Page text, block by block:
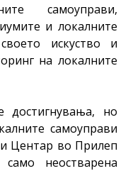
самоуправи,
и локалните
искуство и
на локалните
достигнувања, но
самоуправи
Центар во Прилеп
неостварена